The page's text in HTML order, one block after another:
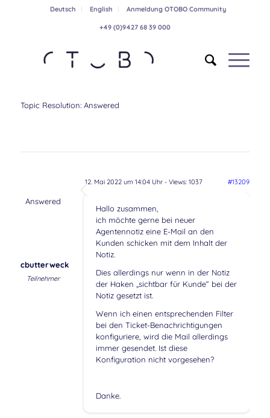
Deutsch English Anmeldung OTOBO Community
+49 (0)9427 68 39 000
Topic Resolution: Answered
12. Mai 2022 um 14:04 Uhr- Views: 1037 #13209
Answered
cbutterweck
Teilnehmer
Hallo zusammen,
ich möchte gerne bei neuer
Agentennotiz eine E-Mail an den
Kunden schicken mit dem Inhalt der
Notiz.
Dies allerdings nur wenn in der Notiz
der Haken „sichtbar für Kunde“ bei der
Notiz gesetzt ist.
Wenn ich einen entsprechenden Filter
bei den Ticket-Benachrichtigungen
konfiguriere, wird die Mail allerdings
immer gesendet. Ist diese
Konfiguration nicht vorgesehen?
Danke.